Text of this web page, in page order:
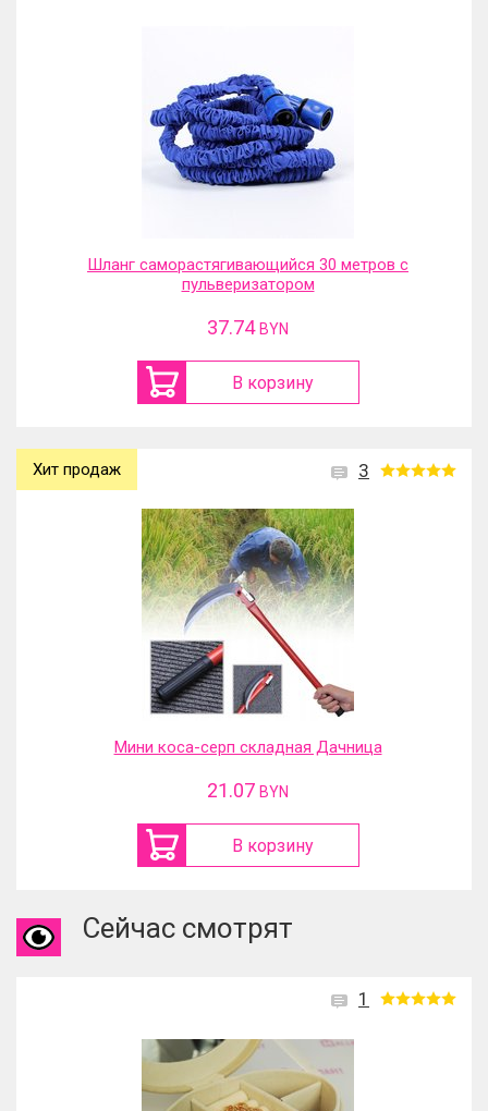
Шланг саморастягивающийся 30 метров с
пульверизатором
37.74 BYN
В корзину
3
Хит продаж
Мини коса-серп складная Дачница
21.07 BYN
В корзину
Сейчас смотрят
1